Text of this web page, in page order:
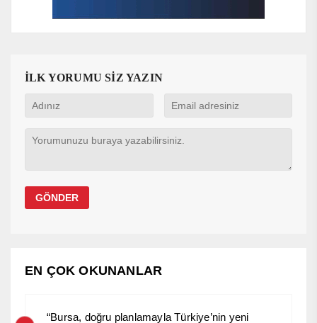
İLK YORUMU SİZ YAZIN
EN ÇOK OKUNANLAR
“Bursa, doğru planlamayla Türkiye’nin yeni